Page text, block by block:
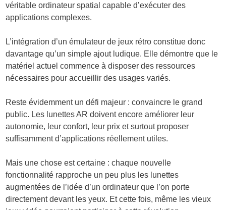
véritable ordinateur spatial capable d’exécuter des
applications complexes.
L’intégration d’un émulateur de jeux rétro constitue donc
davantage qu’un simple ajout ludique. Elle démontre que le
matériel actuel commence à disposer des ressources
nécessaires pour accueillir des usages variés.
Reste évidemment un défi majeur : convaincre le grand
public. Les lunettes AR doivent encore améliorer leur
autonomie, leur confort, leur prix et surtout proposer
suffisamment d’applications réellement utiles.
Mais une chose est certaine : chaque nouvelle
fonctionnalité rapproche un peu plus les lunettes
augmentées de l’idée d’un ordinateur que l’on porte
directement devant les yeux. Et cette fois, même les vieux